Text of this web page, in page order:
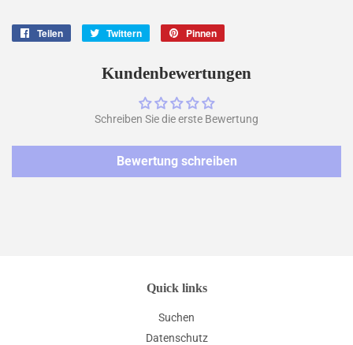
Teilen Twittern
twittern
Pinnen
pinnen
Kundenbewertungen
Schreiben Sie die erste Bewertung
Bewertung schreiben
Quick links
Suchen
Datenschutz